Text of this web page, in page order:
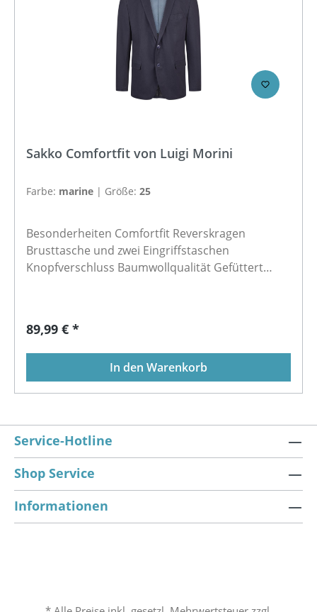
Sakko Comfortfit von Luigi Morini
Farbe: marine | Größe: 25
Besonderheiten Comfortfit Reverskragen
Brusttasche und zwei Eingriffstaschen
Knopfverschluss Baumwollqualität Gefüttert
Regulärer Preis:
89,99 € *
In den Warenkorb
Service-Hotline
Shop Service
Informationen